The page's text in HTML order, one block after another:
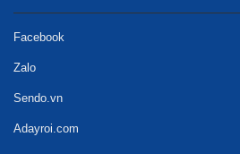
Facebook
Zalo
Sendo.vn
Adayroi.com